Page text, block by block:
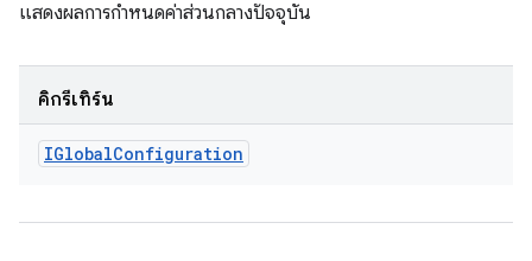
แสดงผลการกำหนดค่าส่วนกลางปัจจุบัน
คิกรีเทิร์น
IGlobalConfiguration